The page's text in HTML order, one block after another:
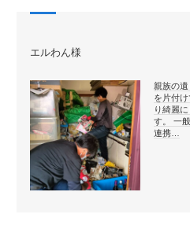
エルわん様
親族の
を片付
り綺麗
す。 一
連携…